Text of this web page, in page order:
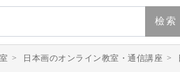
檢索
> 日本画のオンライン教室・通信講座 >